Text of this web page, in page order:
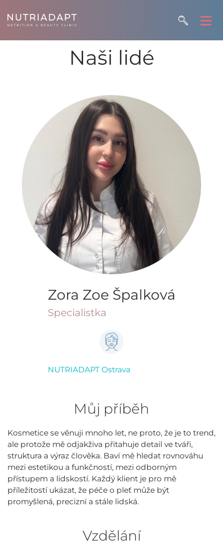
Naši lidé
Zora Zoe Špalková
Specialistka
NUTRIADAPT Ostrava
Můj příběh
Kosmetice se věnuji mnoho let, ne proto, že je to trend,
ale protože mě odjakživa přitahuje detail ve tváři,
struktura a výraz člověka. Baví mě hledat rovnováhu
mezi estetikou a funkčností, mezi odborným
přístupem a lidskostí. Každý klient je pro mě
příležitostí ukázat, že péče o pleť může být
promyšlená, precizní a stále lidská.
Vzdělání